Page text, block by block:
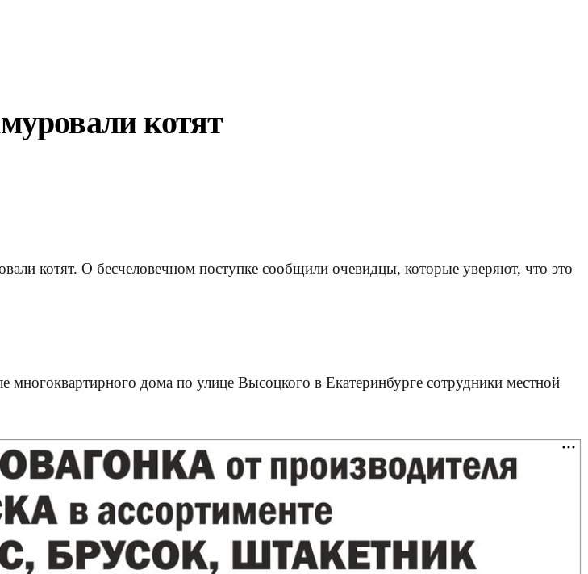
котят
котят. О бесчеловечном поступке сообщили очевидцы, которые уверяют, что это
дома по улице Высоцкого в Екатеринбурге сотрудники местной